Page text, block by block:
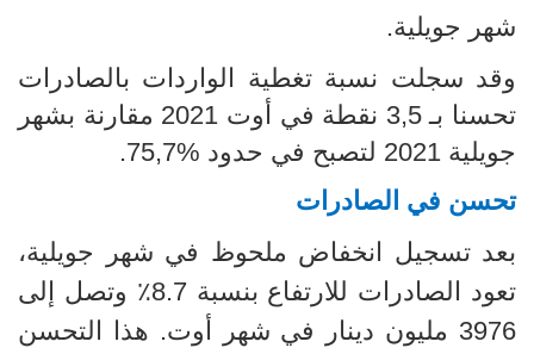
شهر جويلية.
وقد سجلت نسبة تغطية الواردات بالصادرات
تحسنا بـ 3,5 نقطة في أوت 2021 مقارنة بشهر
جويلية 2021 لتصبح في حدود
75,7%.
تحسن في الصادرات
بعد تسجيل انخفاض ملحوظ في شهر جويلية،
تعود الصادرات للارتفاع بنسبة 8.7٪ وتصل إلى
3976 مليون دينار في شهر أوت. هذا التحسن